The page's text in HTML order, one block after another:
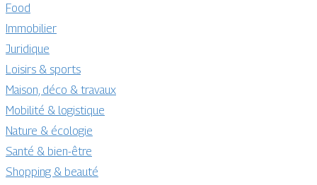
Food
Immobilier
Juridique
Loisirs & sports
Maison, déco & travaux
Mobilité & logistique
Nature & écologie
Santé & bien-être
Shopping & beauté